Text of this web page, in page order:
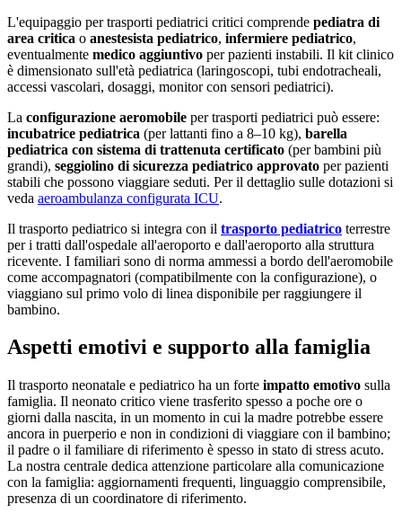
L'equipaggio per trasporti pediatrici critici comprende pediatra di
area critica o anestesista pediatrico, infermiere pediatrico,
eventualmente medico aggiuntivo per pazienti instabili. Il kit clinico
è dimensionato sull'età pediatrica (laringoscopi, tubi endotracheali,
accessi vascolari, dosaggi, monitor con sensori pediatrici).
La configurazione aeromobile per trasporti pediatrici può essere:
incubatrice pediatrica (per lattanti fino a 8–10 kg), barella
pediatrica con sistema di trattenuta certificato (per bambini più
grandi), seggiolino di sicurezza pediatrico approvato per pazienti
stabili che possono viaggiare seduti. Per il dettaglio sulle dotazioni si
veda aeroambulanza configurata ICU.
Il trasporto pediatrico si integra con il trasporto pediatrico terrestre
per i tratti dall'ospedale all'aeroporto e dall'aeroporto alla struttura
ricevente. I familiari sono di norma ammessi a bordo dell'aeromobile
come accompagnatori (compatibilmente con la configurazione), o
viaggiano sul primo volo di linea disponibile per raggiungere il
bambino.
Aspetti emotivi e supporto alla famiglia
Il trasporto neonatale e pediatrico ha un forte impatto emotivo sulla
famiglia. Il neonato critico viene trasferito spesso a poche ore o
giorni dalla nascita, in un momento in cui la madre potrebbe essere
ancora in puerperio e non in condizioni di viaggiare con il bambino;
il padre o il familiare di riferimento è spesso in stato di stress acuto.
La nostra centrale dedica attenzione particolare alla comunicazione
con la famiglia: aggiornamenti frequenti, linguaggio comprensibile,
presenza di un coordinatore di riferimento.